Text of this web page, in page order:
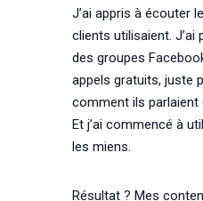
J’ai appris à écouter
clients utilisaient. J’ai
des groupes
appels gratuits, juste
comment ils parlaient
Et j’ai commencé à
les miens.
Résultat ? Mes